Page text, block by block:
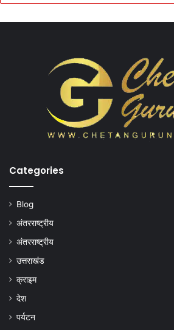
Categories
Blog
अंतरराष्ट्रीय
अंतरराष्ट्रीय
उत्तराखंड
क्राइम
देश
पर्यटन